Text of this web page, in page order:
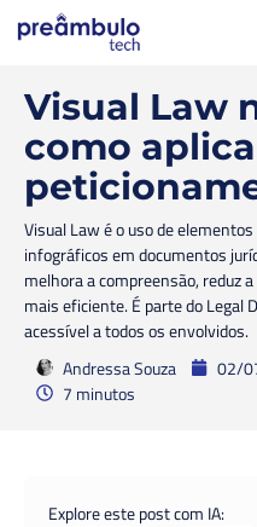
Visual Law
como
Visual Law é o uso de
infográficos em documentos
melhora a compreensão, reduz
mais eficiente. É parte do Legal
acessível a todos os envolvidos.
Andressa Souza
02/
7 minutos
Explore este post com IA: